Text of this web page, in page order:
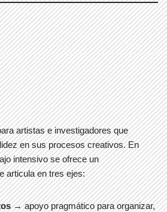
artistas e investigadores que
en sus procesos creativos. En
intensivo se ofrece un
articula en tres ejes:
→ apoyo pragmático para organizar,